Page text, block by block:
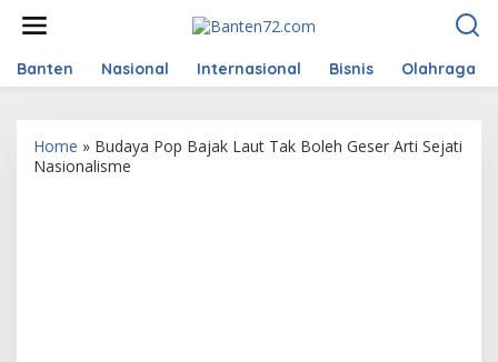
t
Banten Nasional Internasional Bisnis Olahraga
Home » Budaya Pop Bajak Laut Tak Boleh Geser Arti Sejati
Nasionalisme